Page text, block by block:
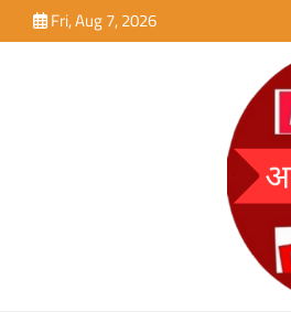
to
Fri, Aug 7, 2026